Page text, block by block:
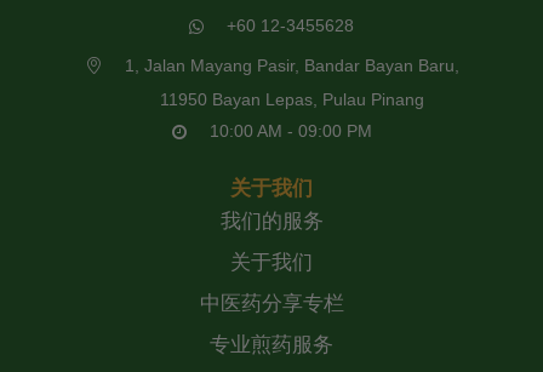
+60 12-3455628
1, Jalan Mayang Pasir, Bandar Bayan Baru,
11950 Bayan Lepas, Pulau Pinang
10:00 AM - 09:00 PM
关于我们
我们的服务
关于我们
中医药分享专栏
专业煎药服务